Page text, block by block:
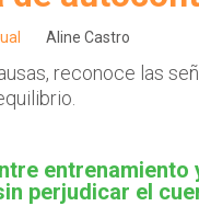
Aline Castro
reconoce las
entrenamiento
perjudicar el